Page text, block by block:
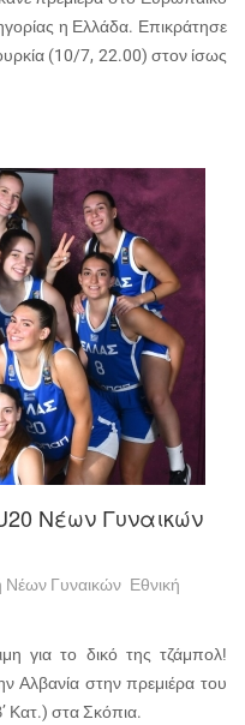
η Ελλάδα. Επικράτησε
(10/7, 22.00) στον ίσως
Νέων Γυναικών
Νέων Γυναικών Εθνική
για το δικό της τζάμπολ!
Αλβανία στην πρεμιέρα του
Κατ.) στα Σκόπια.